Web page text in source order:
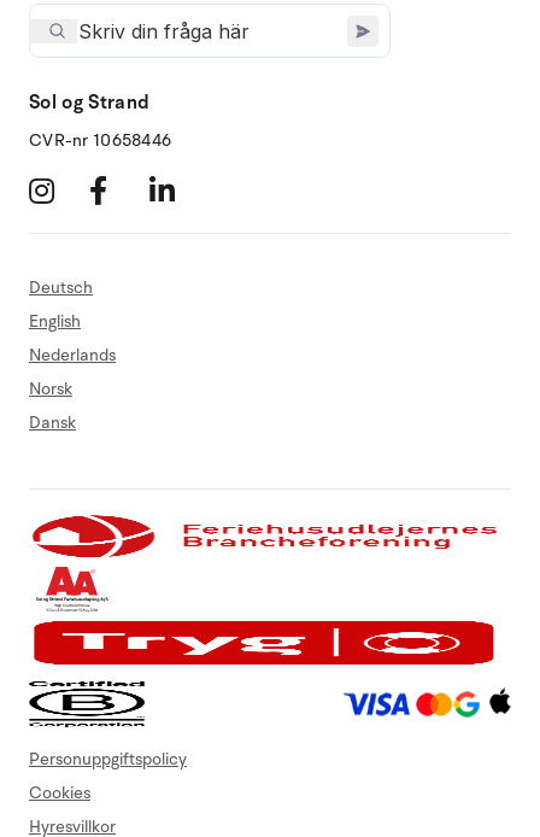
Sol og Strand
CVR-nr 10658446
Deutsch
English
Nederlands
Norsk
Dansk
Personuppgiftspolicy
Cookies
Hyresvillkor